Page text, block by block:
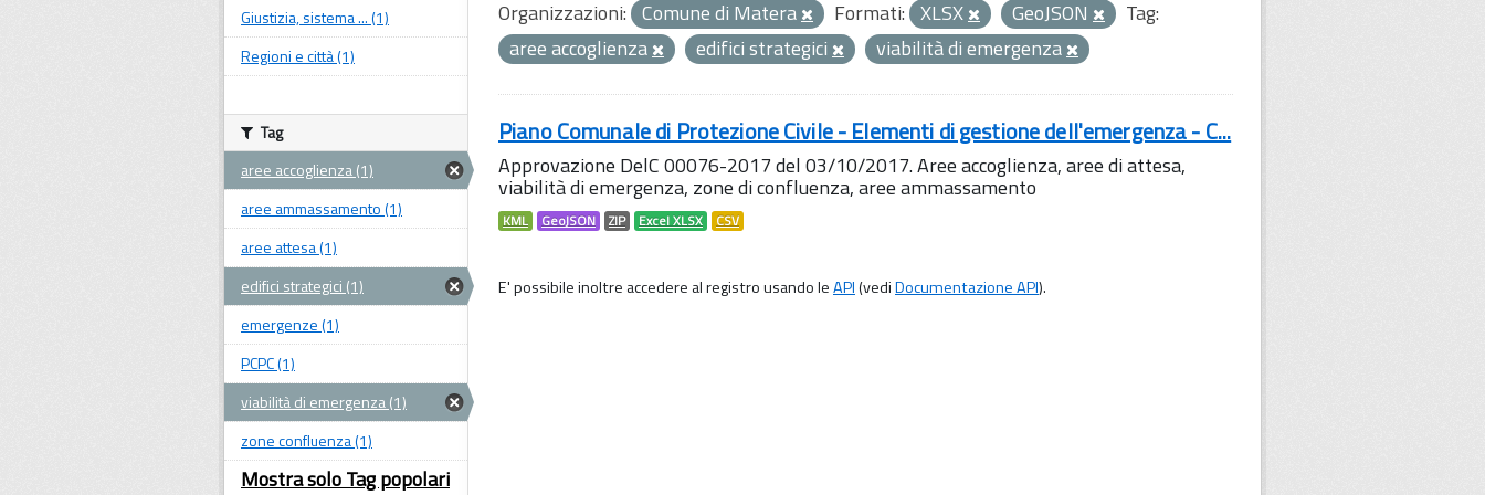
Organizzazioni: Comune di Matera Formati: XLSX GeoJSON
Tag:
aree accoglienza
edifici strategici viabilità di emergenza
Piano Comunale di Protezione Civile - Elementi di gestione dell'emergenza - C...
Approvazione DelC 00076-2017 del 03/10/2017. Aree accoglienza, aree di attesa,
viabilità di emergenza, zone di confluenza, aree ammassamento
KML GeoJSON ZIP Excel XLSX CSV
E' possibile inoltre accedere al registro usando leAPI(vediDocumentazione API).
Giustizia, sistema ... (1)
Regioni e città (1)
Tag
aree accoglienza (1)
aree ammassamento (1)
aree attesa (1)
edifici strategici (1)
emergenze (1)
PCPC (1)
viabilità di emergenza (1)
zone confluenza (1)
Mostra solo Tag popolari